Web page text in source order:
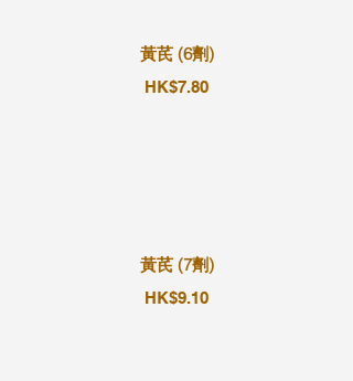
黃芪 (6劑)
HK$7.80
黃芪 (7劑)
HK$9.10